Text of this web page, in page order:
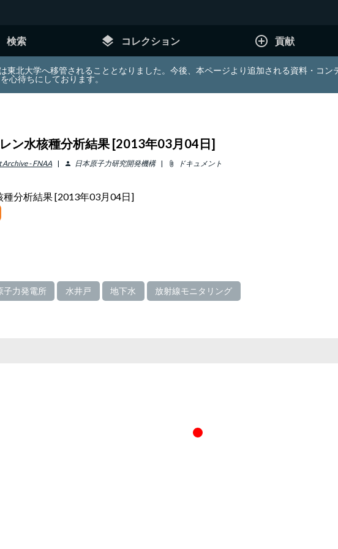
検索 layers コレクション add_circle_outline 貢献
東北大学へ移管されることとなりました。今後、本ページより追加される資料・コ
心待ちにしております。
ン水核種分析結果 [2013年03月04日]
Archive - FNAA person 日本原子力研究開発機構 attach_file ドキュメント
分析結果 [2013年03月04日]
子力発電所 水井戸 地下水 放射線モニタリング